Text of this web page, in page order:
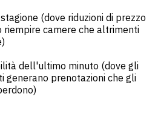
(dove riduzioni di prezzo
riempire camere che altrimenti
dell'ultimo minuto (dove gli
generano prenotazioni che gli